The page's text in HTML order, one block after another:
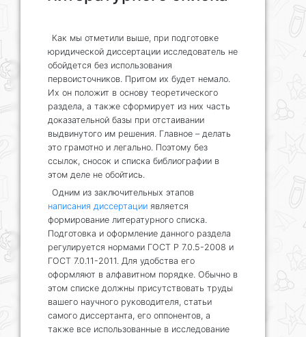
Как мы отметили выше, при подготовке
юридической диссертации исследователь не
обойдется без использования
первоисточников. Притом их будет немало.
Их он положит в основу теоретического
раздела, а также сформирует из них часть
доказательной базы при отстаивании
выдвинутого им решения. Главное – делать
это грамотно и легально. Поэтому без
ссылок, сносок и списка библиографии в
этом деле не обойтись.
Одним из заключительных этапов
написания диссертации является
формирование литературного списка.
Подготовка и оформление данного раздела
регулируется нормами ГОСТ Р 7.0.5-2008 и
ГОСТ 7.0.11-2011. Для удобства его
оформляют в алфавитном порядке. Обычно в
этом списке должны присутствовать труды
вашего научного руководителя, статьи
самого диссертанта, его оппонентов, а
также все использованные в исследование